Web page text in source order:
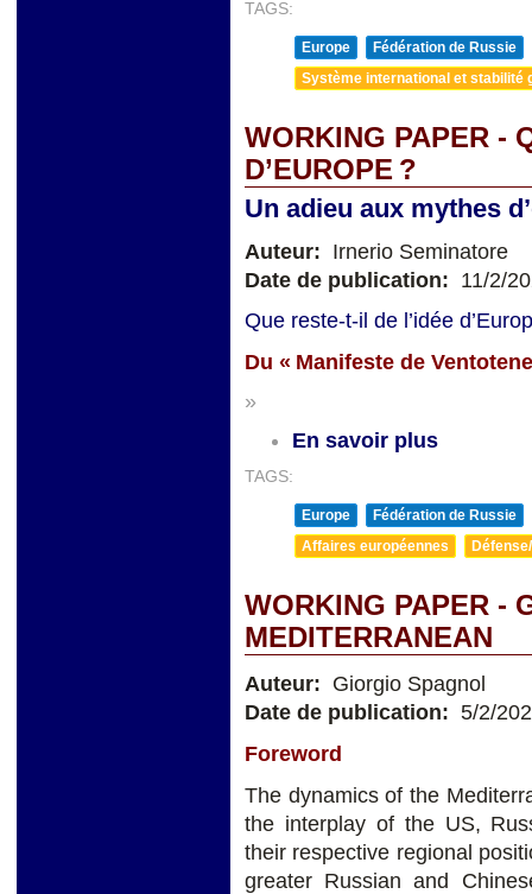
TAGS:
Europe
Fédération de Russie
Système international et stabilité
WORKING PAPER -
D’EUROPE ?
Un adieu aux mythes
Auteur: Irnerio Seminatore
Date de publication: 11/2/
Que reste-t-il de l’idée
Du « Manifeste de
»
En savoir plus
TAGS:
Europe
Fédération de Russie
Affaires européennes
WORKING PAPER -
MEDITERRANEAN
Auteur: Giorgio Spagnol
Date de publication: 5/2/
Foreword
The dynamics of the
the interplay of the US,
their respective regional
greater Russian and